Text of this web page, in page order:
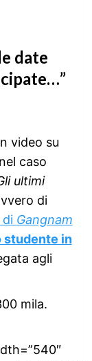
date
video su
caso
ultimi
di
di Gangnam
studente in
agli
mila.